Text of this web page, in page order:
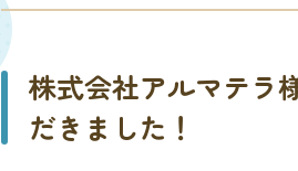
株式会社アルマテラ
だきました！